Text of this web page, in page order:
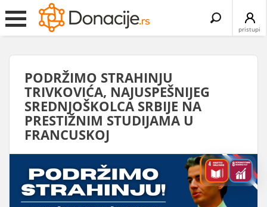
pristupi
Search
PODRŽIMO STRAHINJU
TRIVKOVIĆA, NAJUSPEŠNIJEG
SREDNJOŠKOLCA SRBIJE NA
PRESTIŽNIM STUDIJAMA U
FRANCUSKOJ